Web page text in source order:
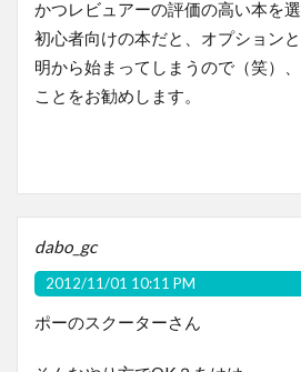
かつレビュアーの評価の高い本を
初心者向けの本だと、オプション
明から始まってしまうので（笑）
ことをお勧めします。
dabo_gc
2012/11/01 10:11 PM
ポーのスクーターさん